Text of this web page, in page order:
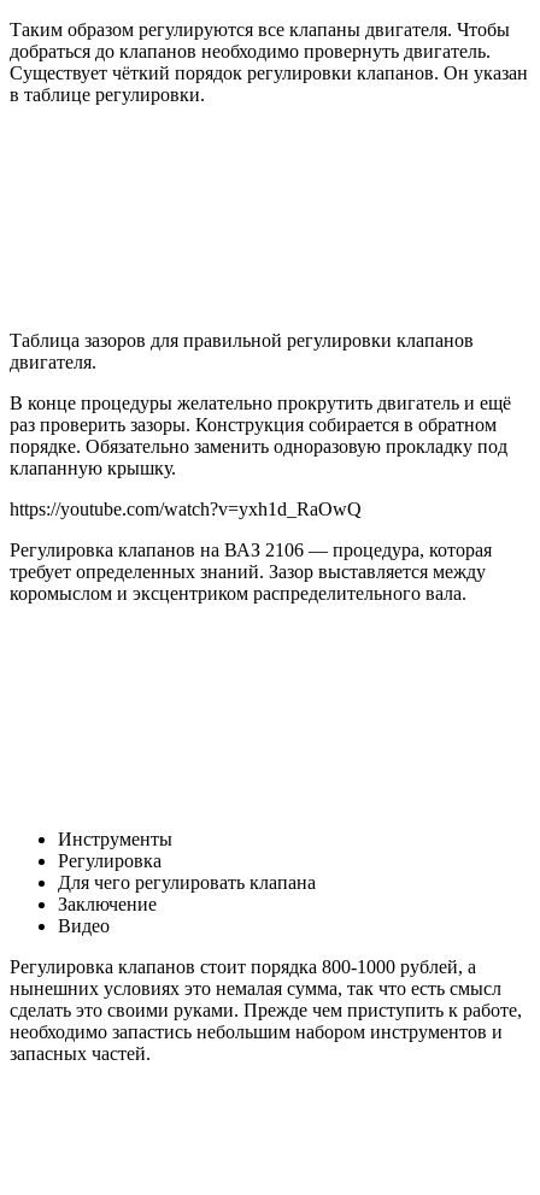
Таким образом регулируются все клапаны двигателя. Чтобы
добраться до клапанов необходимо провернуть двигатель.
Существует чёткий порядок регулировки клапанов. Он указан
в таблице регулировки.
Таблица зазоров для правильной регулировки клапанов
двигателя.
В конце процедуры желательно прокрутить двигатель и ещё
раз проверить зазоры. Конструкция собирается в обратном
порядке. Обязательно заменить одноразовую прокладку под
клапанную крышку.
https://youtube.com/watch?v=yxh1d_RaOwQ
Регулировка клапанов на ВАЗ 2106 — процедура, которая
требует определенных знаний. Зазор выставляется между
коромыслом и эксцентриком распределительного вала.
Инструменты
Регулировка
Для чего регулировать клапана
Заключение
Видео
Регулировка клапанов стоит порядка 800-1000 рублей, а
нынешних условиях это немалая сумма, так что есть смысл
сделать это своими руками. Прежде чем приступить к работе,
необходимо запастись небольшим набором инструментов и
запасных частей.